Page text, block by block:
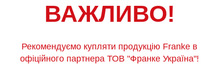
ВАЖЛИВО!
Рекомендуємо купляти продукцію Franke в
офіційного партнера ТОВ "Франке Україна"!